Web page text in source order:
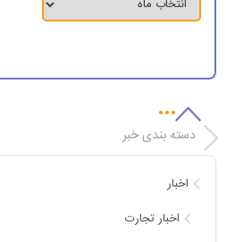
دسته بندی خبر
اخبار
اخبار تجارت